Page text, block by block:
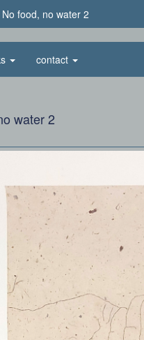
No food, no water 2
contact
water 2